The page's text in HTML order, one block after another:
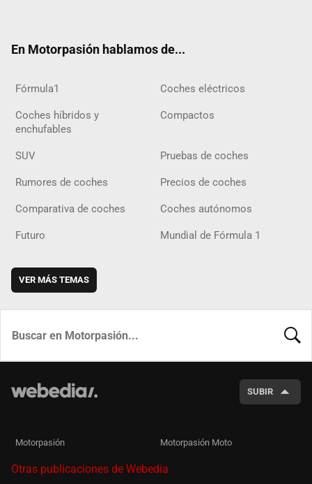
En Motorpasión hablamos de...
Fórmula1 Coches eléctricos
Coches híbridos y
enchufables
Compactos
SUV Pruebas de coches
Rumores de coches Precios de coches
Comparativa de coches Coches autónomos
Futuro Mundial de Fórmula 1
VER MÁS TEMAS
SUBIR
Motorpasión Motorpasión Moto
Otras publicaciones de Webedia